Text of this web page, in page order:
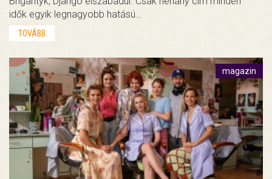
idők egyik legnagyobb hatású…
TOVÁBB
magazin